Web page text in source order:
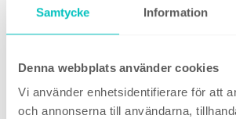
Samtycke Information
Denna webbplats använder cookies
Vi använder enhetsidentifierare för att
och annonserna till användarna,
sina algoritmer från en dag till en
viral spridning i dessa kanaler.
Tänk innehåll först och